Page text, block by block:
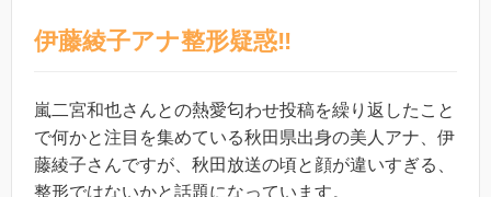
伊藤綾子アナ整形疑惑‼︎
嵐二宮和也さんとの熱愛匂わせ投稿を繰り返したこと
で何かと注目を集めている秋田県出身の美人アナ、伊
藤綾子さんですが、秋田放送の頃と顔が違いすぎる、
整形ではないかと話題になっています。